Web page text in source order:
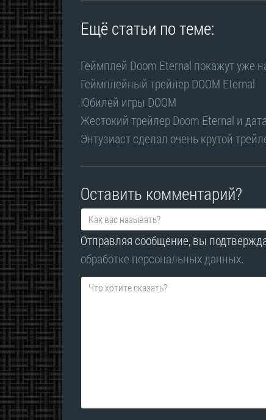
Ещё статьи по теме:
Геймплей Doom Eternal покажут уже
Геймплейный трейлер DOOM Eternal
Юбилей игры DOOM
Жестокий трейлер Doom Eternal и
Энтузиаст сделал очень крутой
Оставить комментарий?
Отправляя сообщение, вы
обработке персональных данных.